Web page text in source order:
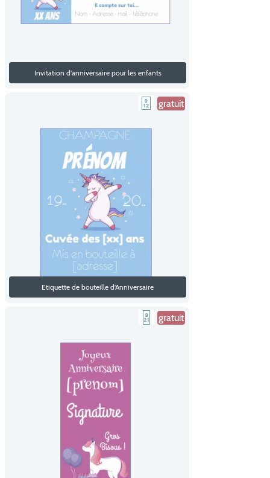
Invitation d'anniversaire pour les enfants
gratuit
Etiquette de bouteille d'Anniversaire
gratuit